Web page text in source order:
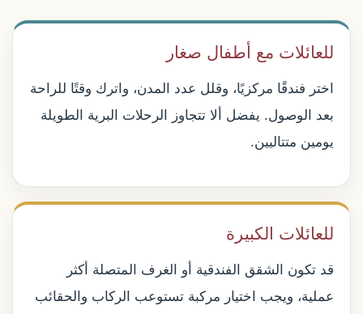
للعائلات مع أطفال صغار
اختر فندقًا مركزيًا، وقلل عدد المدن، واترك وقتًا للراحة
بعد الوصول. يفضل ألا تتجاوز الرحلات البرية الطويلة
يومين متتاليين.
للعائلات الكبيرة
قد تكون الشقق الفندقية أو الغرف المتصلة أكثر
عملية، ويجب اختيار مركبة تستوعب الركاب والحقائب